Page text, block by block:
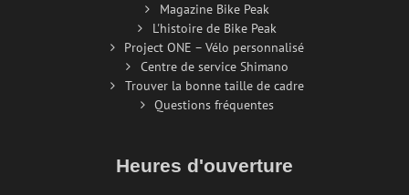
Magazine Bike Peak
L'histoire de Bike Peak
Project ONE – Vélo personnalisé
Centre de service Shimano
Trouver la bonne taille de cadre
Questions fréquentes
Heures d'ouverture